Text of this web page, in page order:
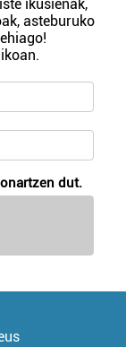
ikusienak,
asteburuko
dut.